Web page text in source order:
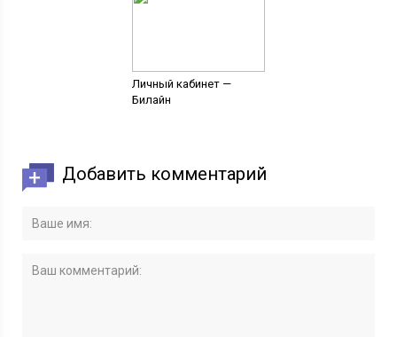
Личный кабинет —
Билайн
Добавить комментарий